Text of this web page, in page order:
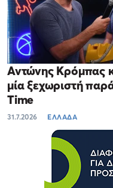
Αντώνης Κρόμπας
μία ξεχωριστή
Time
31.7.2026 ΕΛΛΑΔΑ